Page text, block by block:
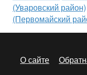
(Уваровский район)
(Первомайский
О сайте